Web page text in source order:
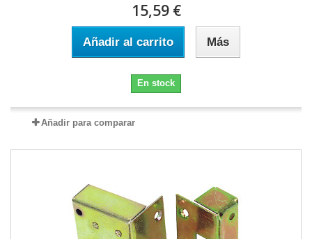
15,59 €
Añadir al carrito Más
En stock
Añadir para comparar